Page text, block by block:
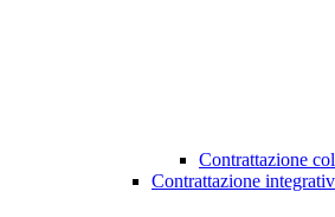
Contrattazione
Contrattazione